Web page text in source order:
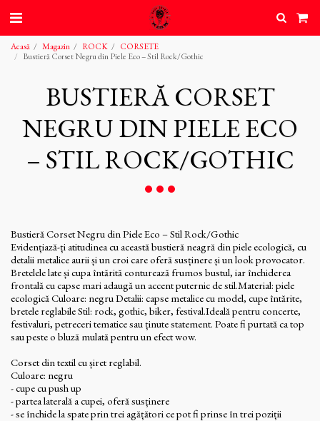
Acasă Magazin ROCK
CORSETE
Bustieră Corset Negru din Piele Eco – Stil Rock/Gothic
BUSTIERĂ CORSET
NEGRU DIN PIELE ECO
– STIL ROCK/GOTHIC
Bustieră Corset Negru din Piele Eco – Stil Rock/Gothic
Evidențiază-ți atitudinea cu această bustieră neagră din piele ecologică, cu
detalii metalice aurii și un croi care oferă susținere și un look provocator.
Bretelele late și cupa întărită conturează frumos bustul, iar închiderea
frontală cu capse mari adaugă un accent puternic de stil.Material: piele
ecologică Culoare: negru Detalii: capse metalice cu model, cupe întărite,
bretele reglabile Stil: rock, gothic, biker, festival.Ideală pentru concerte,
festivaluri, petreceri tematice sau ținute statement. Poate fi purtată ca top
sau peste o bluză mulată pentru un efect wow.
Corset din textil cu șiret reglabil.
Culoare: negru
- cupe cu push up
- partea laterală a cupei, oferă susținere
- se închide la spate prin trei agățători ce pot fi prinse în trei poziții